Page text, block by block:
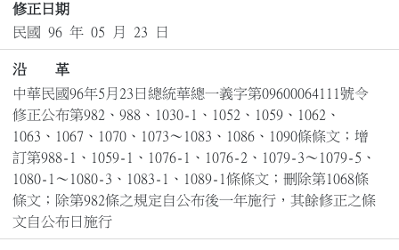
修正日期
民國 96 年 05 月 23 日
沿 革
中華民國96年5月23日總統華總一義字第09600064111號令
修正公布第982、988、1030-1、1052、1059、1062、
1063、1067、1070、1073～1083、1086、1090條條文；增
訂第988-1、1059-1、1076-1、1076-2、1079-3～1079-5、
1080-1～1080-3、1083-1、1089-1條條文；刪除第1068條
條文；除第982條之規定自公布後一年施行，其餘修正之條
文自公布日施行